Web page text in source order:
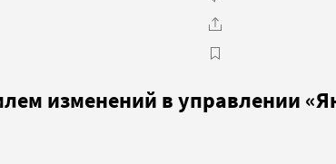
изменений в управлении